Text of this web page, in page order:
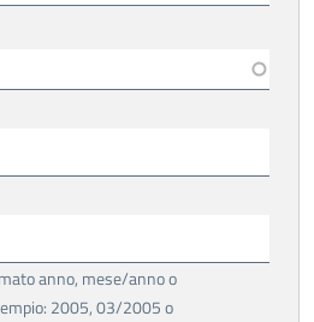
anno, mese/anno o
2005, 03/2005 o